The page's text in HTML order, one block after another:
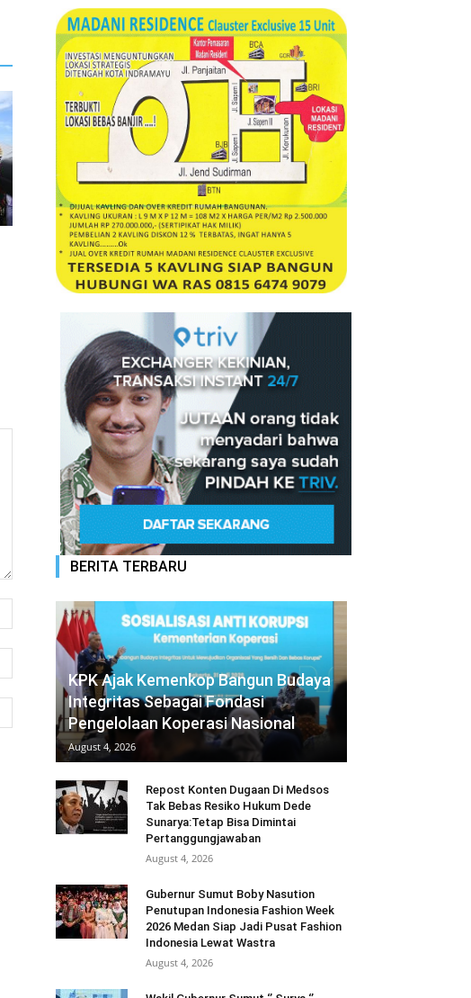
BERITA TERBARU
KPK Ajak Kemenkop Bangun Budaya
Integritas Sebagai Fondasi
Pengelolaan Koperasi Nasional
August 4, 2026
Repost Konten Dugaan Di Medsos
Tak Bebas Resiko Hukum Dede
Sunarya:Tetap Bisa Dimintai
Pertanggungjawaban
August 4, 2026
Gubernur Sumut Boby Nasution
Penutupan Indonesia Fashion Week
2026 Medan Siap Jadi Pusat Fashion
Indonesia Lewat Wastra
August 4, 2026